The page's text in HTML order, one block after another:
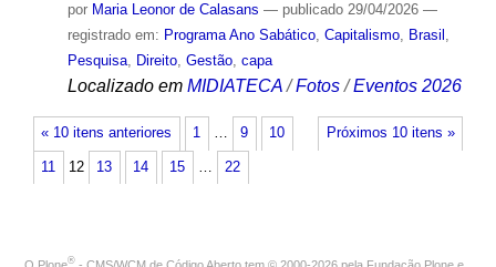
por Maria Leonor de Calasans — publicado29/04/2026 —
registrado em: Programa Ano Sabático, Capitalismo, Brasil ,
Pesquisa, Direito, Gestão, capa
Localizado em MIDIATECA /Fotos /Eventos 2026
« 10 itens anteriores Próximos 10 itens »
1 … 9 10
11 12 13 14 15 … 22
®